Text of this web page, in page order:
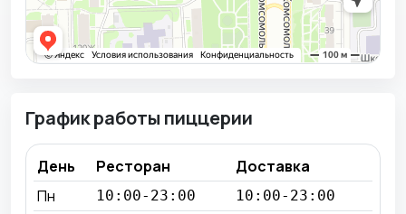
График работы пиццерии
День Ресторан
Доставка
Пн
10:00-23:00 10:00-23:00